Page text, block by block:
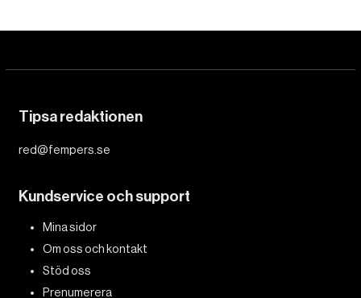
Tipsa redaktionen
red@fempers.se
Kundservice och support
Mina sidor
Om oss och kontakt
Stöd oss
Prenumerera